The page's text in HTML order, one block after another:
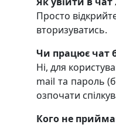
Просто
вторизуватись.
Чи працює чат
Ні, для
mail та пароль
озпочати
Кого не